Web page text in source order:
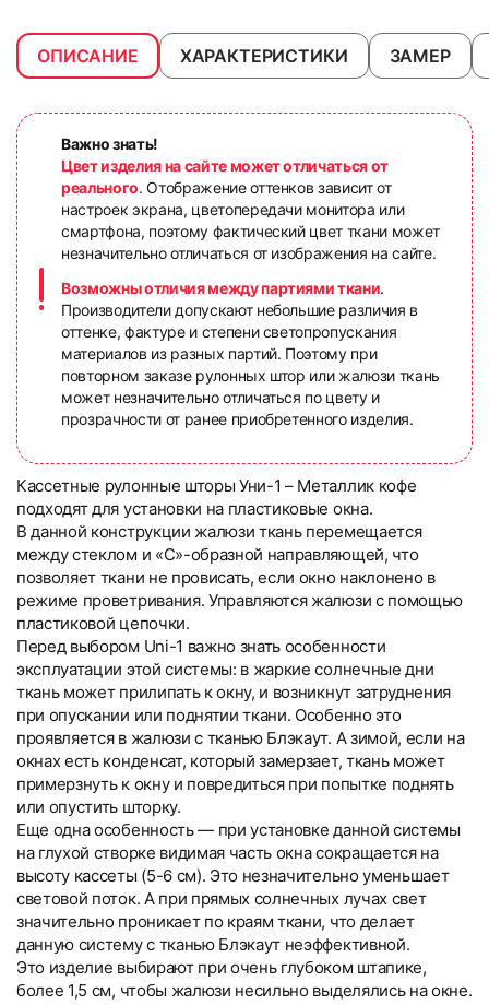
ОПИСАНИЕ ХАРАКТЕРИСТИКИ ЗАМЕР
Важно знать!
Цвет изделия на сайте может отличаться от
реального. Отображение оттенков зависит от
настроек экрана, цветопередачи монитора или
смартфона, поэтому фактический цвет ткани может
незначительно отличаться от изображения на сайте.
Возможны отличия между партиями ткани.
Производители допускают небольшие различия в
оттенке, фактуре и степени светопропускания
материалов из разных партий. Поэтому при
повторном заказе рулонных штор или жалюзи ткань
может незначительно отличаться по цвету и
прозрачности от ранее приобретенного изделия.
Кассетные рулонные шторы Уни-1 – Металлик кофе
подходят для установки на пластиковые окна.
В данной конструкции жалюзи ткань перемещается
между стеклом и «С»-образной направляющей, что
позволяет ткани не провисать, если окно наклонено в
режиме проветривания. Управляются жалюзи с помощью
пластиковой цепочки.
Перед выбором Uni-1 важно знать особенности
эксплуатации этой системы: в жаркие солнечные дни
ткань может прилипать к окну, и возникнут затруднения
при опускании или поднятии ткани. Особенно это
проявляется в жалюзи с тканью Блэкаут. А зимой, если на
окнах есть конденсат, который замерзает, ткань может
примерзнуть к окну и повредиться при попытке поднять
или опустить шторку.
Еще одна особенность — при установке данной системы
на глухой створке видимая часть окна сокращается на
высоту кассеты (5-6 см). Это незначительно уменьшает
световой поток. А при прямых солнечных лучах свет
значительно проникает по краям ткани, что делает
данную систему с тканью Блэкаут неэффективной.
Это изделие выбирают при очень глубоком штапике,
более 1,5 см, чтобы жалюзи несильно выделялись на окне.